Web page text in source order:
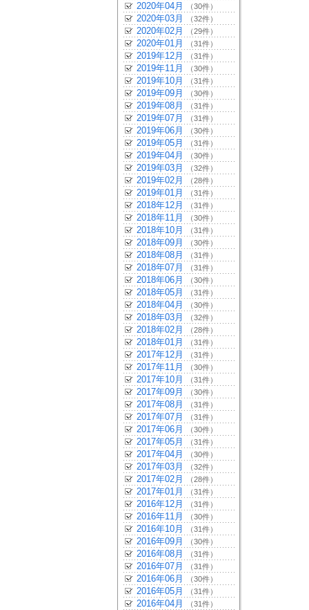
2020年04月 （30件）
2020年03月 （32件）
2020年02月 （29件）
2020年01月 （31件）
2019年12月 （31件）
2019年11月 （30件）
2019年10月 （31件）
2019年09月 （30件）
2019年08月 （31件）
2019年07月 （31件）
2019年06月 （30件）
2019年05月 （31件）
2019年04月 （30件）
2019年03月 （32件）
2019年02月 （28件）
2019年01月 （31件）
2018年12月 （31件）
2018年11月 （30件）
2018年10月 （31件）
2018年09月 （30件）
2018年08月 （31件）
2018年07月 （31件）
2018年06月 （30件）
2018年05月 （31件）
2018年04月 （30件）
2018年03月 （32件）
2018年02月 （28件）
2018年01月 （31件）
2017年12月 （31件）
2017年11月 （30件）
2017年10月 （31件）
2017年09月 （30件）
2017年08月 （31件）
2017年07月 （31件）
2017年06月 （30件）
2017年05月 （31件）
2017年04月 （30件）
2017年03月 （32件）
2017年02月 （28件）
2017年01月 （31件）
2016年12月 （31件）
2016年11月 （30件）
2016年10月 （31件）
2016年09月 （30件）
2016年08月 （31件）
2016年07月 （31件）
2016年06月 （30件）
2016年05月 （31件）
2016年04月 （31件）